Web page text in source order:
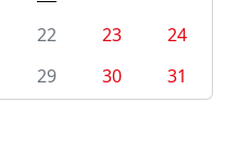
22 23
24
29 30 31